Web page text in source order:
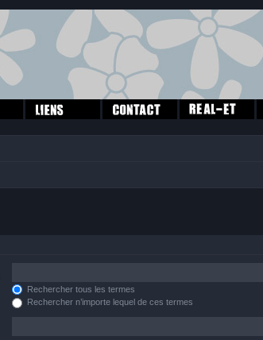
Rechercher tous les termes
Rechercher n’importe lequel de ces termes